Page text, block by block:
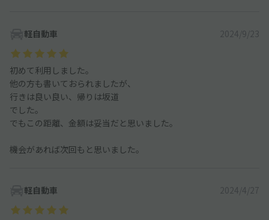
軽自動車 2024/9/23
初めて利用しました。
他の方も書いておられましたが、
行きは良い良い、帰りは坂道
でした。
でもこの距離、金額は妥当だと思いました。
機会があれば次回もと思いました。
軽自動車 2024/4/27